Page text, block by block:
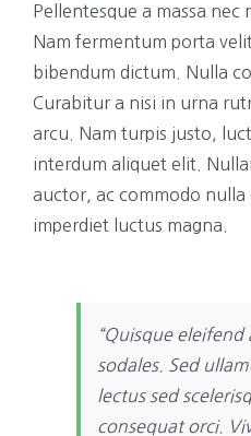
Pellentesque a massa nec
Nam fermentum porta
bibendum dictum. Nulla
Curabitur a nisi in urna
arcu. Nam turpis justo,
interdum aliquet elit.
auctor, ac commodo nulla
imperdiet luctus magna.
“Quisque eleifend
sodales. Sed
lectus sed
consequat orci.